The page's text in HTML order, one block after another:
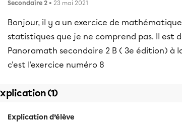
Secondaire 2 • 23 mai 2021
Bonjour, il y a un exercice de
statistiques que je ne comprend pas. Il est
Panoramath secondaire 2 B ( 3e édition) à
c'est l'exercice numéro 8
(1)
Explication d’élève